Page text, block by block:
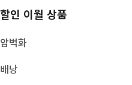
할인 이월 상품
암벽화
배낭